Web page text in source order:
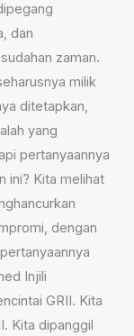
dan
zaman.
milik
ditetapkan,
yang
pertanyaannya
ini? Kita melihat
dengan
Injili
GRII. Kita
Kita dipanggil